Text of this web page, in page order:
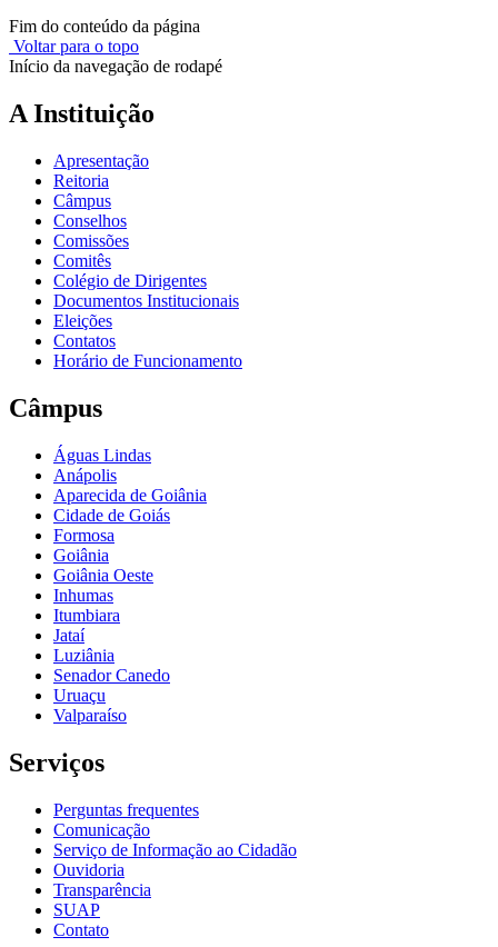
Fim do conteúdo da página
Voltar para o topo
Início da navegação de rodapé
A Instituição
Apresentação
Reitoria
Câmpus
Conselhos
Comissões
Comitês
Colégio de Dirigentes
Documentos Institucionais
Eleições
Contatos
Horário de Funcionamento
Câmpus
Águas Lindas
Anápolis
Aparecida de Goiânia
Cidade de Goiás
Formosa
Goiânia
Goiânia Oeste
Inhumas
Itumbiara
Jataí
Luziânia
Senador Canedo
Uruaçu
Valparaíso
Serviços
Perguntas frequentes
Comunicação
Serviço de Informação ao Cidadão
Ouvidoria
Transparência
SUAP
Contato